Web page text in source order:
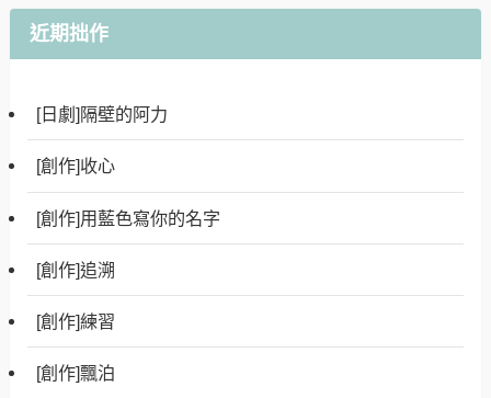
近期拙作
[日劇]隔壁的阿力
[創作]收心
[創作]用藍色寫你的名字
[創作]追溯
[創作]練習
[創作]飄泊